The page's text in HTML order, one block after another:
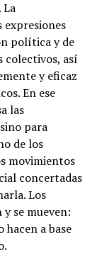
La
expresiones
política y de
colectivos, así
y eficaz
En ese
las
para
de los
movimientos
concertadas
Los
se mueven:
a base